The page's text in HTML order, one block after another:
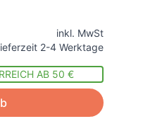
inkl. MwSt
2-4 Werktage
AB 50 €